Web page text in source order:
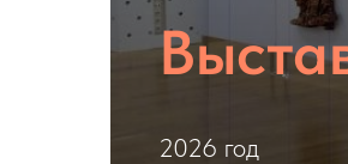
2026 год
Подробнее